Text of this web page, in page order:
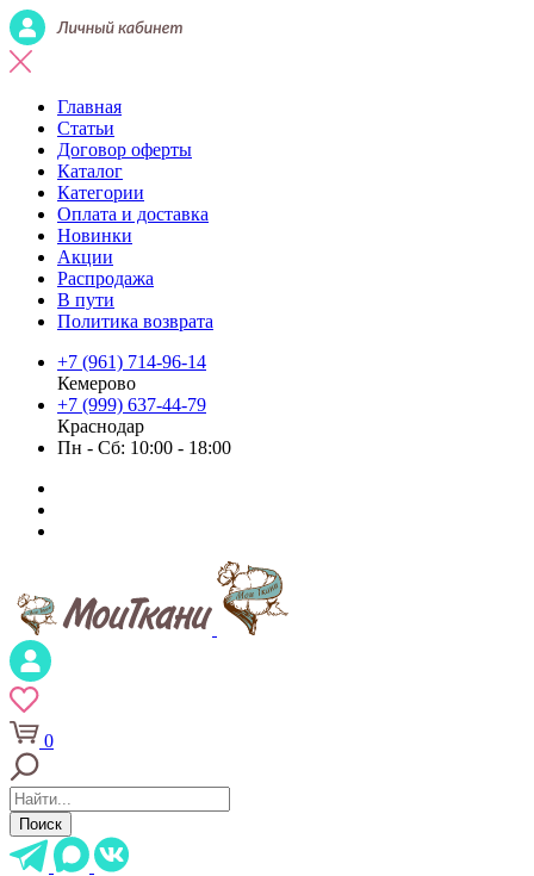
Главная
Статьи
Договор оферты
Каталог
Категории
Оплата и доставка
Новинки
Акции
Распродажа
В пути
Политика возврата
+7 (961) 714-96-14
Кемерово
+7 (999) 637-44-79
Краснодар
Пн - Сб: 10:00 - 18:00
0
Поиск